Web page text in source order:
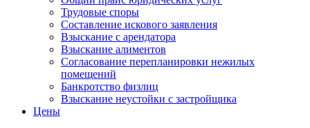
Трудовые споры
Составление искового заявления
Взыскание с арендатора
Взыскание алиментов
Cогласование перепланировки нежилых
помещений
Банкротство физлиц
Взыскание неустойки с застройщика
Цены